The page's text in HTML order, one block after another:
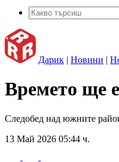
Дарик | Новини |
Времето ще
Следобед над южните
13 Май 2026 05:44 ч.